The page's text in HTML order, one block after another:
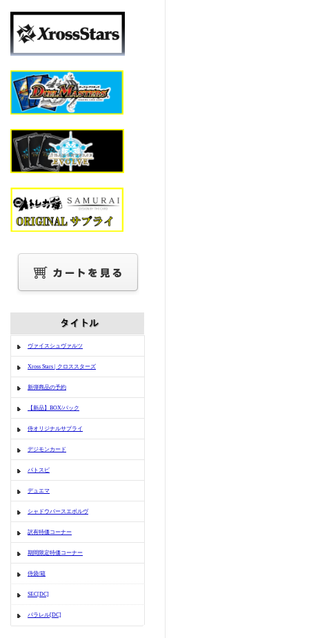
ヴァイスシュヴァルツ
Xross Stars | クロススターズ
新弾商品の予約
【新品】BOX/パック
侍オリジナルサプライ
デジモンカード
バトスピ
デュエマ
シャドウバースエボルヴ
訳有特価コーナー
期間限定特価コーナー
侍袋/箱
SEC[DC]
パラレル[DC]